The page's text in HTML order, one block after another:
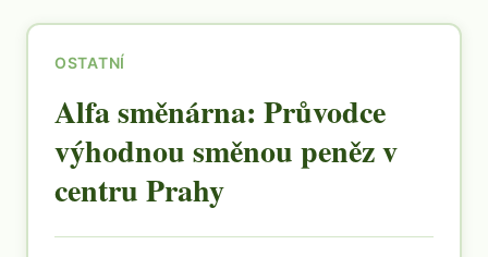
OSTATNÍ
Alfa směnárna: Průvodce
výhodnou směnou peněz v
centru Prahy